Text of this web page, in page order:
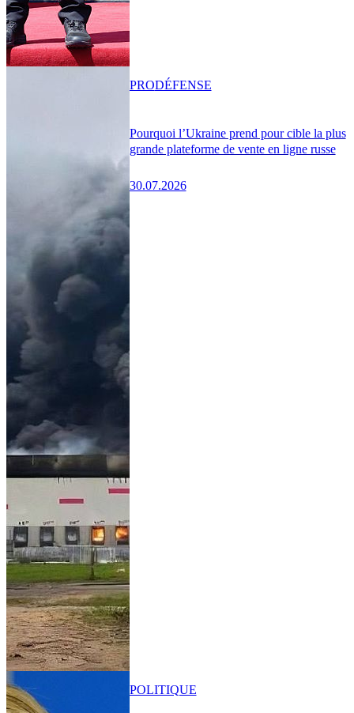
Pourquoi l’Ukraine prend pour cible la plus
grande plateforme de vente en ligne russe
30.07.2026
PRODÉFENSE
POLITIQUE